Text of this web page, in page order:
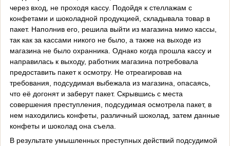
через вход, не проходя кассу. Подойдя к стеллажам с
конфетами и шоколадной продукцией, складывала товар в
пакет. Наполнив его, решила выйти из магазина мимо кассы,
так как за кассами никого не было, а также на выходе из
магазина не было охранника. Однако когда прошла кассу и
направилась к выходу, работник магазина потребовала
предоставить пакет к осмотру. Не отреагировав на
требования, подсудимая выбежала из магазина, опасаясь,
что её догонят и заберут пакет. Скрывшись с места
совершения преступления, подсудимая осмотрела пакет, в
нем находились конфеты, различный шоколад, затем данные
конфеты и шоколад она съела.
В результате умышленных преступных действий подсудимой